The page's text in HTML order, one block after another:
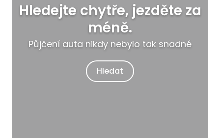
Hledejte chytře, jezděte za
méně.
Půjčení auta nikdy nebylo tak snadné
Hledat